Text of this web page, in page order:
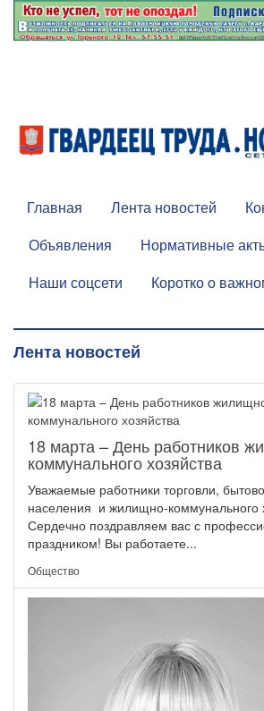
Главная Лента новостей
Объявления
Нормативные
Наши соцсети
Коротко о
Лента новостей
18 марта – День работников
коммунального хозяйства
Уважаемые работники торговли,
населения и жилищно-коммунального
Сердечно поздравляем вас с
праздником! Вы работаете...
Общество